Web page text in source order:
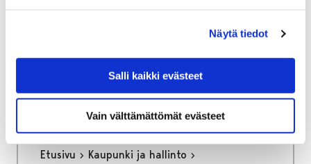
Näytä tiedot
Salli kaikki evästeet
Vain välttämättömät evästeet
Työkokeilun
palautelomake, työnantaja
Voit siirtyä lomakkeelle alla olevasta linkistä.
Etusivu
Kaupunki ja hallinto